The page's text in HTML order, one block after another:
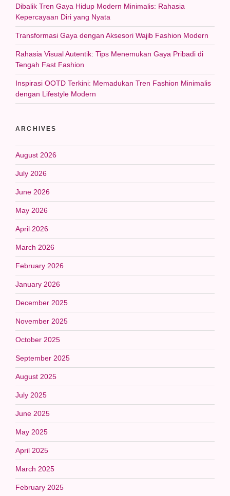
Dibalik Tren Gaya Hidup Modern Minimalis: Rahasia
Kepercayaan Diri yang Nyata
Transformasi Gaya dengan Aksesori Wajib Fashion Modern
Rahasia Visual Autentik: Tips Menemukan Gaya Pribadi di
Tengah Fast Fashion
Inspirasi OOTD Terkini: Memadukan Tren Fashion Minimalis
dengan Lifestyle Modern
ARCHIVES
August 2026
July 2026
June 2026
May 2026
April 2026
March 2026
February 2026
January 2026
December 2025
November 2025
October 2025
September 2025
August 2025
July 2025
June 2025
May 2025
April 2025
March 2025
February 2025